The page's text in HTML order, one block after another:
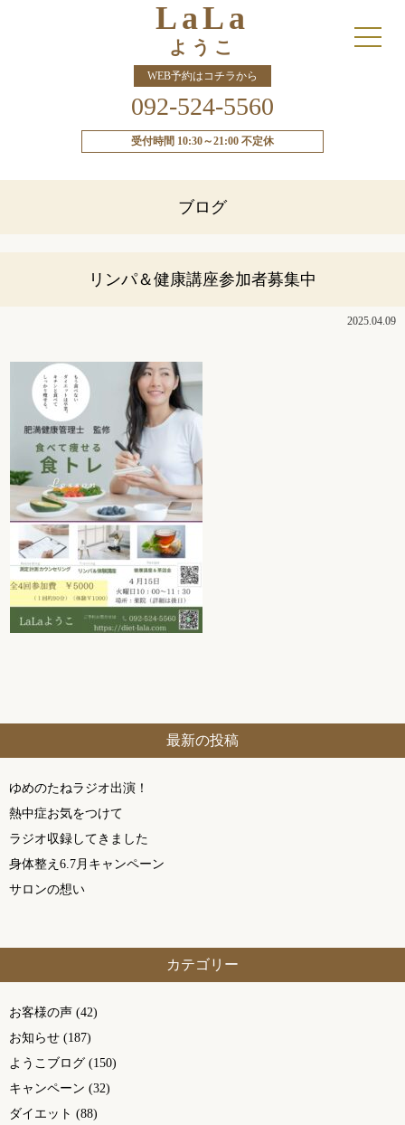
LaLa
ようこ
WEB予約はコチラから
092-524-5560
受付時間 10:30～21:00 不定休
ブログ
リンパ＆健康講座参加者募集中
2025.04.09
最新の投稿
ゆめのたねラジオ出演！
熱中症お気をつけて
ラジオ収録してきました
身体整え6.7月キャンペーン
サロンの想い
カテゴリー
お客様の声 (42)
お知らせ (187)
ようこブログ (150)
キャンペーン (32)
ダイエット (88)